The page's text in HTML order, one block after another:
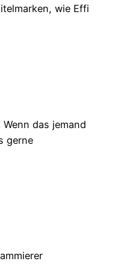
wie Effi
das jemand
gerne